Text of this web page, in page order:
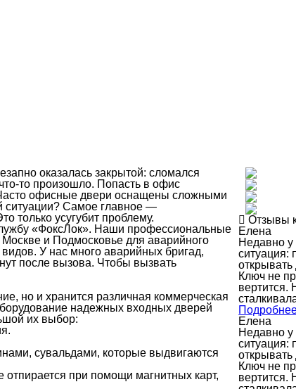
оказалась закрытой: сломался
то произошло. Попасть в офис
офисные двери оснащены сложными
ситуации? Самое главное —
только усугубит проблему.
«ФоксЛок». Наши профессиональные
и Подмосковье для аварийного
У нас много аварийных бригад,
после вызова. Чтобы вызвать
но и хранится различная коммерческая
надежных входных дверей
их выбор:
сувальдами, которые выдвигаются
при помощи магнитных карт,
Отзывы
Елена
Недавно у
ситуация:
открывать
Ключ не
вертится.
Елена
Недавно у
ситуация:
открывать
Ключ не
вертится.